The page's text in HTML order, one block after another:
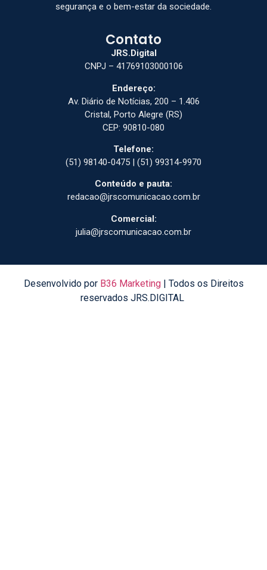
segurança e o bem-estar da sociedade.
Contato
JRS.Digital
CNPJ – 41769103000106
Endereço:
Av. Diário de Notícias, 200 – 1.406
Cristal, Porto Alegre (RS)
CEP: 90810-080
Telefone:
(51) 98140-0475 | (51) 99314-9970
Conteúdo e pauta:
redacao@jrscomunicacao.com.br
Comercial:
julia@jrscomunicacao.com.br
Desenvolvido por B36 Marketing| Todos os Direitos
reservados JRS.DIGITAL